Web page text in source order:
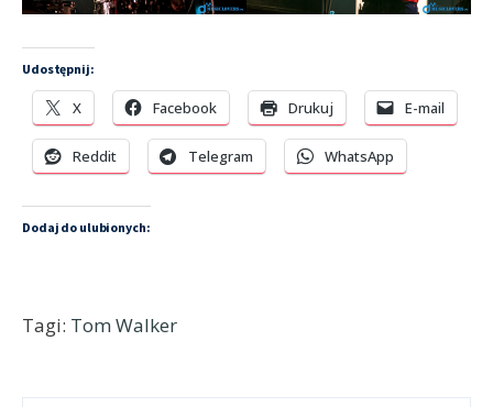
Udostępnij:
X Facebook Drukuj E-mail
Reddit Telegram WhatsApp
Dodaj do ulubionych:
Tagi: Tom Walker